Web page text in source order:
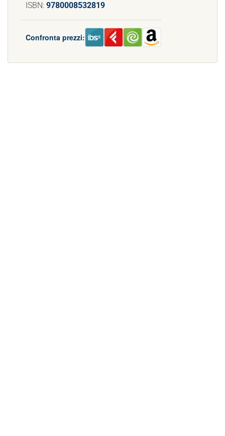
ISBN: 9780008532819
Confronta prezzi: